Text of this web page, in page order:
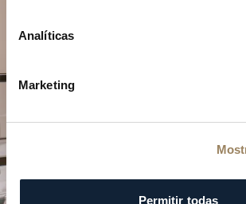
Analíticas
Marketing
Permitir todas
Explore nuestras creaciones